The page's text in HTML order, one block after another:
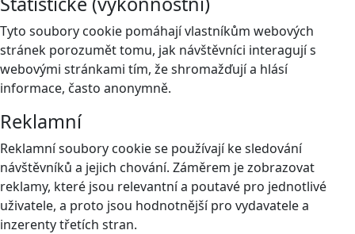
Tyto soubory cookie pomáhají vlastníkům webových
stránek porozumět tomu, jak návštěvníci interagují s
webovými stránkami tím, že shromažďují a hlásí
informace, často anonymně.
Reklamní
Reklamní soubory cookie se používají ke sledování
návštěvníků a jejich chování. Záměrem je zobrazovat
reklamy, které jsou relevantní a poutavé pro jednotlivé
uživatele, a proto jsou hodnotnější pro vydavatele a
inzerenty třetích stran.